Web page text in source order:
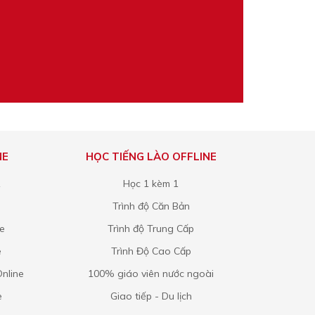
HỌC TIẾNG LÀO OFFLINE
Học 1 kèm 1
Trình độ Căn Bản
Trình độ Trung Cấp
Trình Độ Cao Cấp
100% giáo viên nước ngoài
Giao tiếp - Du lịch